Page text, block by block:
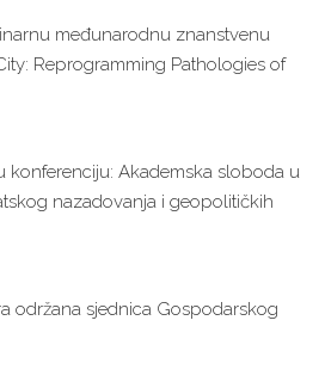
međunarodnu znanstvenu
Reprogramming Pathologies of
konferenciju: Akademska sloboda u
nazadovanja i geopolitičkih
održana sjednica Gospodarskog